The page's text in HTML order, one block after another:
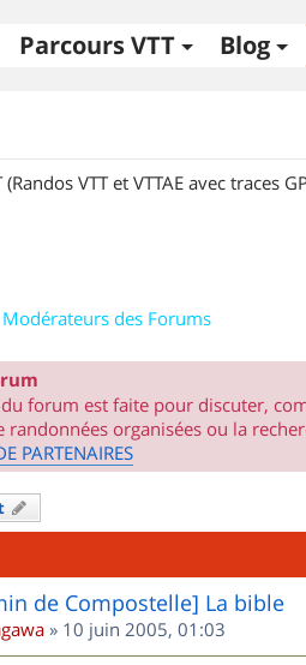
Parcours VTT Blog
VTT et VTTAE avec traces
Modérateurs des Forums
forum est faite pour discuter,
organisées ou la
PARTENAIRES
de Compostelle] La bible
» 10 juin 2005, 01:03